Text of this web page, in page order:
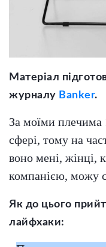
Матеріал
журналу Banker.
За моїми плечима
сфері, тому на
воно мені, жінці,
компанією, можу
Як до цього
лайфхаки: